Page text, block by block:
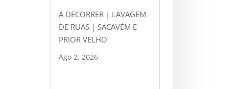
A DECORRER | LAVAGEM
DE RUAS | SACAVÉM E
PRIOR VELHO
Ago 2, 2026